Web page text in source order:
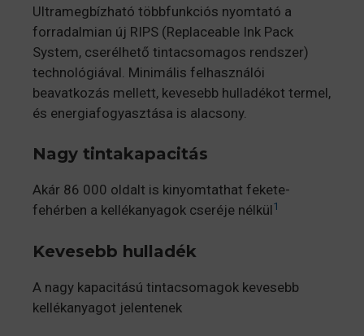
Ultramegbízható többfunkciós nyomtató a
forradalmian új RIPS (Replaceable Ink Pack
System, cserélhető tintacsomagos rendszer)
technológiával. Minimális felhasználói
beavatkozás mellett, kevesebb hulladékot termel,
és energiafogyasztása is alacsony.
Nagy tintakapacitás
Akár 86 000 oldalt is kinyomtathat fekete-
fehérben a kellékanyagok cseréje nélkül1
Kevesebb hulladék
A nagy kapacitású tintacsomagok kevesebb
kellékanyagot jelentenek